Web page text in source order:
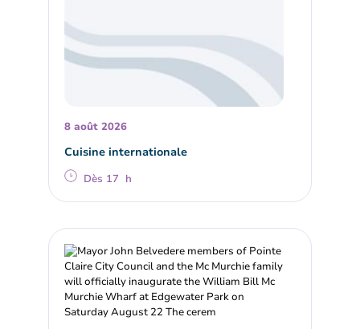
8 août 2026
Cuisine internationale
Dès 17 h